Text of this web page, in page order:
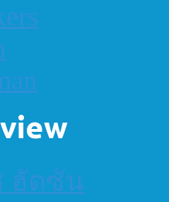
ฮัดซัน